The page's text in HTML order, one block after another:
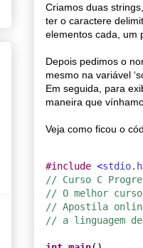
Criamos duas
ter o caractere
elementos cada, um
Depois pedimos o
mesmo na variável
Em seguida, para
maneira que
Veja como ficou o
#include <stdio.h
// Curso C
// O melhor
// Apostila
// a linguagem de